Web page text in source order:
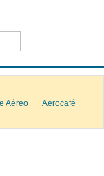
Aéreo
Aerocafé